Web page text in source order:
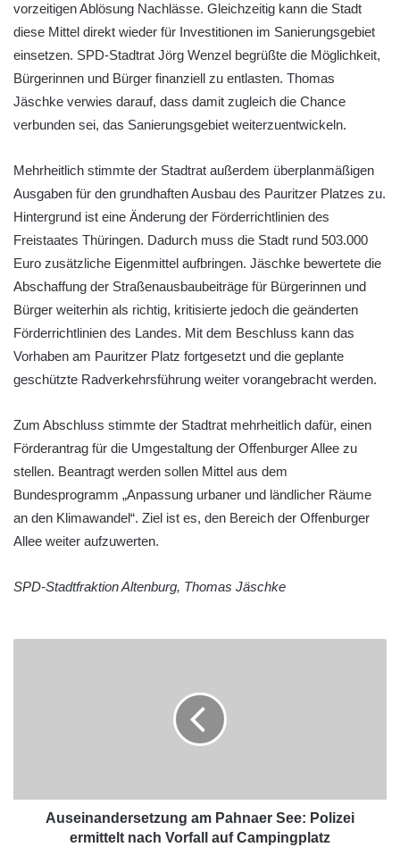
vorzeitigen Ablösung Nachlässe. Gleichzeitig kann die Stadt
diese Mittel direkt wieder für Investitionen im Sanierungsgebiet
einsetzen. SPD-Stadtrat Jörg Wenzel begrüßte die Möglichkeit,
Bürgerinnen und Bürger finanziell zu entlasten. Thomas
Jäschke verwies darauf, dass damit zugleich die Chance
verbunden sei, das Sanierungsgebiet weiterzuentwickeln.
Mehrheitlich stimmte der Stadtrat außerdem überplanmäßigen
Ausgaben für den grundhaften Ausbau des Pauritzer Platzes zu.
Hintergrund ist eine Änderung der Förderrichtlinien des
Freistaates Thüringen. Dadurch muss die Stadt rund 503.000
Euro zusätzliche Eigenmittel aufbringen. Jäschke bewertete die
Abschaffung der Straßenausbaubeiträge für Bürgerinnen und
Bürger weiterhin als richtig, kritisierte jedoch die geänderten
Förderrichtlinien des Landes. Mit dem Beschluss kann das
Vorhaben am Pauritzer Platz fortgesetzt und die geplante
geschützte Radverkehrsführung weiter vorangebracht werden.
Zum Abschluss stimmte der Stadtrat mehrheitlich dafür, einen
Förderantrag für die Umgestaltung der Offenburger Allee zu
stellen. Beantragt werden sollen Mittel aus dem
Bundesprogramm „Anpassung urbaner und ländlicher Räume
an den Klimawandel“. Ziel ist es, den Bereich der Offenburger
Allee weiter aufzuwerten.
SPD-Stadtfraktion Altenburg, Thomas Jäschke
Auseinandersetzung am Pahnaer See: Polizei
ermittelt nach Vorfall auf Campingplatz